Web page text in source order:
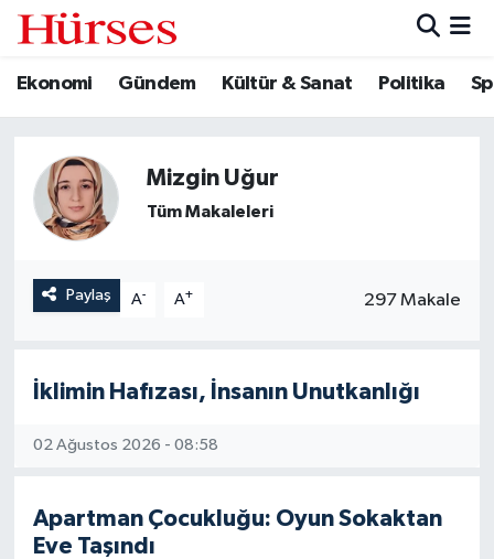
Ekonomi Gündem Kültür & Sanat Politika
Mizgin Uğur
Tüm Makaleleri
Paylaş A- A+ 297 Makale
İklimin Hafızası, İnsanın Unutkanlığı
02 Ağustos 2026 - 08:58
Apartman Çocukluğu: Oyun Sokaktan
Eve Taşındı
Ekonomi
Kültür & Sanat
Spor
Hava Durumu
Süper Lig Puan Durumu ve Fikstür
Son Dakika Haberleri